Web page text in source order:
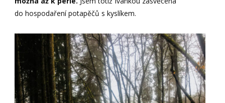
do hospodaření potapěčů s kyslíkem.